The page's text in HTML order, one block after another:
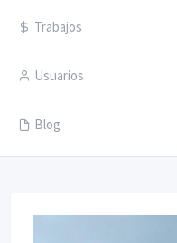
Trabajos
Usuarios
Blog